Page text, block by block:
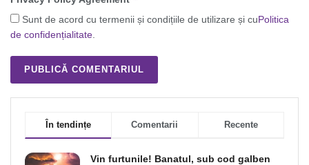
Sunt de acord cu termenii și condițiile de utilizare și cuPolitica
de confidențialitate
În tendințe Comentarii Recente
Vin furtunile! Banatul, sub cod galben